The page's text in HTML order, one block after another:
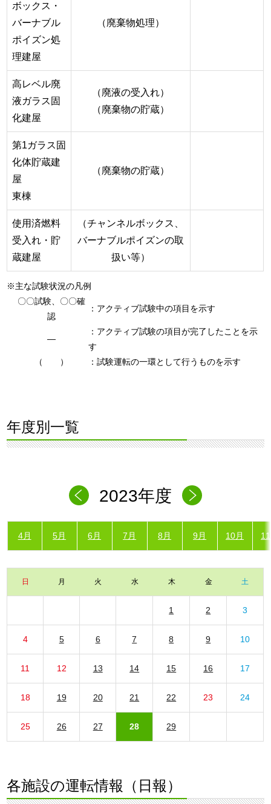
ボックス・
バーナブル
ポイズン処
理建屋
（廃棄物処理）
高レベル廃
液ガラス固
化建屋
（廃液の受入れ）
（廃棄物の貯蔵）
第1ガラス固
化体貯蔵建
屋
東棟
（廃棄物の貯蔵）
使用済燃料
受入れ・貯
蔵建屋
（チャンネルボックス、
バーナブルポイズンの取
扱い等）
※主な試験状況の凡例
〇〇試験、〇〇確
認
：アクティブ試験中の項目を示す
―
：アクティブ試験の項目が完了したことを示
す
（ ）
：試験運転の一環として行うものを示す
年度別一覧
2023年度
4月 5月 6月 7月 8月 9月 10月
日 月 火 水 木 金 土
1 2 3
4 5 6 7 8 9 10
11 12 13 14 15 16 17
18 19 20 21 22 23 24
25 26 27 28 29
各施設の運転情報（日報）